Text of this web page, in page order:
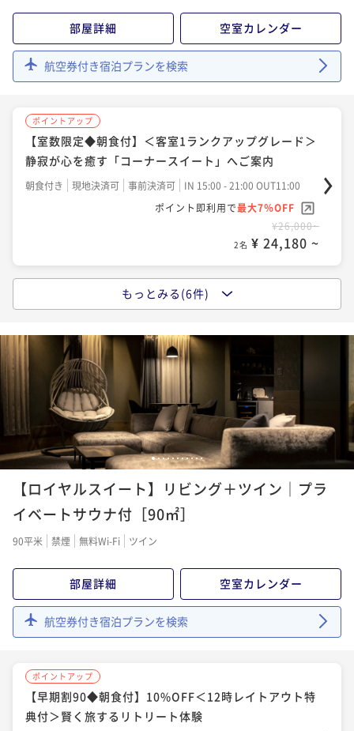
¥32,500~
2名 ¥ 30,225 ~
レイ習慣 ～美の追求を叶える美活ステイ～
朝食付き 現地決済可 事前決済可
IN 15:00 - 21:00 OUT11:00
¥49,400~
2名 ¥ 45,942 ~
【フレンチCasualコース◆2食付】＜海の幸×黒毛和
牛＞気軽にお食事を楽しみたい方におすすめ
ポイント即利用で
最大7％OFF
¥54,500~
2名 ¥ 50,685 ~
部屋詳細 空室カレンダー
航空券付き宿泊プランを検索
ポイントアップ
【室数限定◆朝食付】＜客室1ランクアップグレード＞
静寂が心を癒す「コーナースイート」へご案内
朝食付き 現地決済可 事前決済可
IN 15:00 - 21:00 OUT11:00
ポイント即利用で最大7％OFF
¥26,000~
2名 ¥ 24,180 ~
【早期割90◆朝食付】10%OFF＜12時レイトアウト特
典付＞賢く旅するリトリート体験
事前決済可
IN 15:00 - 21:00 OUT12:00
ポイント即利用で 最大7％OFF
¥27,000~
2名 ¥ 25,110 ~
ポイントアップ
【素泊まり】＜期間限定＞～美の追求を叶えるワンラ
ンク上の滞在～スパ・サウナなどで自分を労わるひと
素泊まり 現地決済可
¥30,000~
2名 ¥ 27,900 ~
ステイ～
朝食付き 現地決済可 事前決済可
IN 15:00 - 21:00 OUT11:00
もっとみる(6件)
1234567891011
【ロイヤルスイート】リビング＋ツイン｜プラ
イベートサウナ付［90㎡］
90平米 禁煙 無料Wi-Fi ツイン
部屋詳細 空室カレンダー
航空券付き宿泊プランを検索
ポイントアップ
【早期割90◆朝食付】10%OFF＜12時レイトアウト特
典付＞賢く旅するリトリート体験